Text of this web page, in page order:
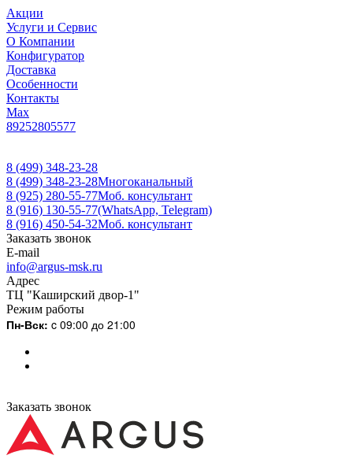
Акции
Услуги и Сервис
О Компании
Конфигуратор
Доставка
Особенности
Контакты
Max
89252805577
8 (499) 348-23-28
8 (499) 348-23-28Многоканальный
8 (925) 280-55-77Моб. консультант
8 (916) 130-55-77(WhatsApp, Telegram)
8 (916) 450-54-32Моб. консультант
Заказать звонок
E-mail
info@argus-msk.ru
Адрес
ТЦ "Каширский двор-1"
Режим работы
Пн-Вск: c 09:00 до 21:00
Заказать звонок